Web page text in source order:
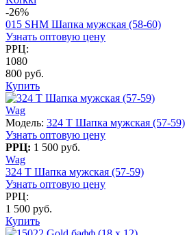
-26%
015 SHM Шапка мужская (58-60)
Узнать оптовую цену
РРЦ:
1080
800 руб.
Купить
Wag
Модель: 324 T Шапка мужская (57-59)
Узнать оптовую цену
РРЦ: 1 500 руб.
Wag
324 T Шапка мужская (57-59)
Узнать оптовую цену
РРЦ:
1 500 руб.
Купить